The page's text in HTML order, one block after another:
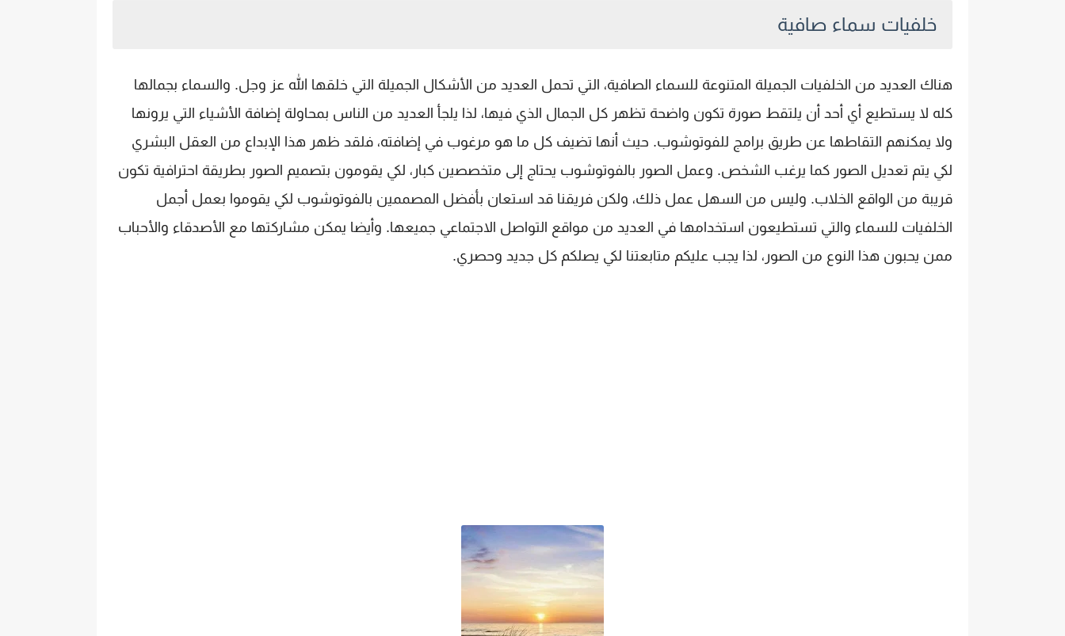
خلفيات سماء صافية
هناك العديد من الخلفيات الجميلة المتنوعة للسماء الصافية، التي تحمل العديد من الأشكال الجميلة التي خلقها الله عز وجل. والسماء بجمالها
كله لا يستطيع أي أحد أن يلتقط صورة تكون واضحة تظهر كل الجمال الذي فيها، لذا يلجأ العديد من الناس بمحاولة إضافة الأشياء التي يرونها
ولا يمكنهم التقاطها عن طريق برامج للفوتوشوب. حيث أنها تضيف كل ما هو مرغوب في إضافته، فلقد ظهر هذا الإبداع من العقل البشري
لكي يتم تعديل الصور كما يرغب الشخص. وعمل الصور بالفوتوشوب يحتاج إلى متخصصين كبار، لكي يقومون بتصميم الصور بطريقة احترافية تكون
قريبة من الواقع الخلاب. وليس من السهل عمل ذلك، ولكن فريقنا قد استعان بأفضل المصممين بالفوتوشوب لكي يقوموا بعمل أجمل
الخلفيات للسماء والتي تستطيعون استخدامها في العديد من مواقع التواصل الاجتماعي جميعها. وأيضا يمكن مشاركتها مع الأصدقاء والأحباب
ممن يحبون هذا النوع من الصور، لذا يجب عليكم متابعتنا لكي يصلكم كل جديد وحصري.